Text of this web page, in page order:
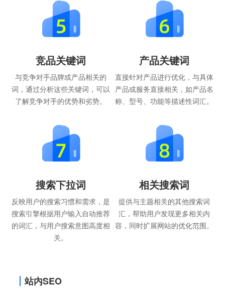
竞品关键词
与竞争对手品牌或产品相关的
词，通过分析这些关键词，可以
了解竞争对手的优势和劣势。
产品关键词
直接针对产品进行优化，与具体
产品或服务直接相关，如产品名
称、型号、功能等描述性词汇。
搜索下拉词
反映用户的搜索习惯和需求，是
搜索引擎根据用户输入自动推荐
的词汇，与用户搜索意图高度相
关。
相关搜索词
提供与主题相关的其他搜索词
汇，帮助用户发现更多相关内
容，同时扩展网站的优化范围。
站内SEO